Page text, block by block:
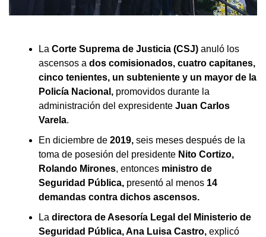
La Corte Suprema de Justicia (CSJ) anuló los
ascensos a dos comisionados, cuatro capitanes,
cinco tenientes, un subteniente y un mayor de la
Policía Nacional, promovidos durante la
administración del expresidente Juan Carlos
Varela.
En diciembre de 2019, seis meses después de la
toma de posesión del presidente Nito Cortizo,
Rolando Mirones, entonces ministro de
Seguridad Pública, presentó al menos 14
demandas contra dichos ascensos.
La directora de Asesoría Legal del Ministerio de
Seguridad Pública, Ana Luisa Castro, explicó